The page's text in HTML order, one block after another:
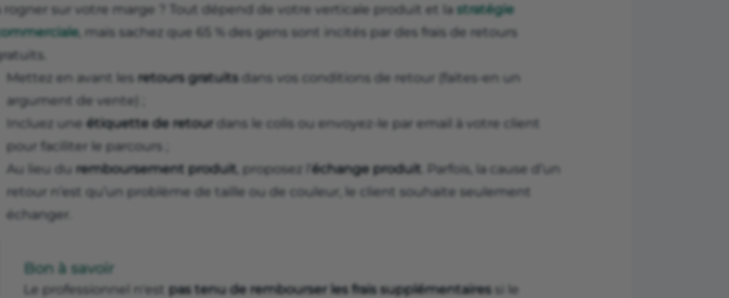
rogner sur votre marge ? Tout dépend de votre verticale produit et la stratégie
, mais sachez que 65 % des gens sont incités par des frais de retours
Mettez en avant les retours gratuits dans vos conditions de retour (faites-en un
argument de vente) ;
Incluez une étiquette de retour dans le colis ou envoyez-le par email à votre client
pour faciliter le parcours ;
Au lieu du remboursement produit , proposez l’ échange produit
. Parfois, la cause d’un
retour n’est qu’un problème de taille ou de couleur, le client souhaite seulement
échanger.
Bon à savoir
Le professionnel n'est pas tenu de rembourser les frais supplémentairessi le